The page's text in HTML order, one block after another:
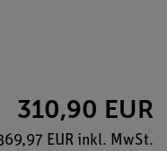
310,90 EUR
EUR inkl. MwSt.